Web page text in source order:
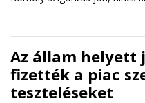
Az állam helyett
fizették a piac
teszteléseket